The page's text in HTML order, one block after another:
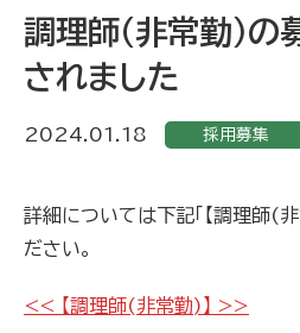
調理師(非常勤)の
されました
2024.01.18 採用募集
詳細については下記「【調理師(非
ださい。
<< 【調理師(非常勤)】 >>